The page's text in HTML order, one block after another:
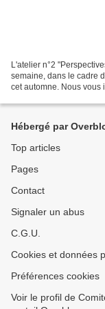
L'atelier n°2
semaine, dans le cadre
cet automne. Nous vous
Hébergé par
Top articles
Pages
Contact
Signaler un abus
C.G.U.
Cookies et données
Préférences cookies
Voir le profil de